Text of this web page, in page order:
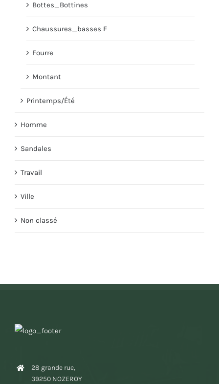
Bottes_Bottines
Chaussures_basses F
Fourre
Montant
Printemps/Été
Homme
Sandales
Travail
Ville
Non classé
28 grande rue,
39250 NOZEROY